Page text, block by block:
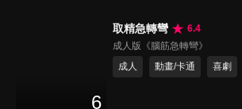
6
取精急轉彎
6.4
成人版《腦筋急轉彎》
成人
動畫/卡通 喜劇